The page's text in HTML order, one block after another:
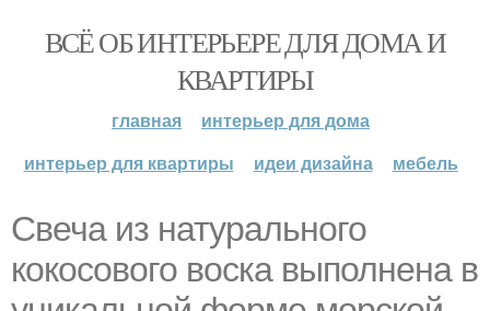
ВСЁ ОБ ИНТЕРЬЕРЕ ДЛЯ ДОМА И
КВАРТИРЫ
главная
интерьер для дома
интерьер для квартиры
идеи дизайна мебель
Свеча из натурального
кокосового воска выполнена в